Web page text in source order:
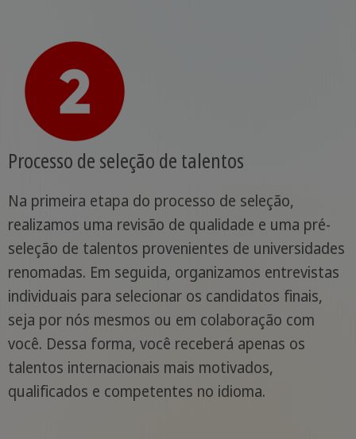
Processo de seleção de talentos
Na primeira etapa do processo de seleção,
realizamos uma revisão de qualidade e uma pré-
seleção de talentos provenientes de universidades
renomadas. Em seguida, organizamos entrevistas
individuais para selecionar os candidatos finais,
seja por nós mesmos ou em colaboração com
você. Dessa forma, você receberá apenas os
talentos internacionais mais motivados,
qualificados e competentes no idioma.